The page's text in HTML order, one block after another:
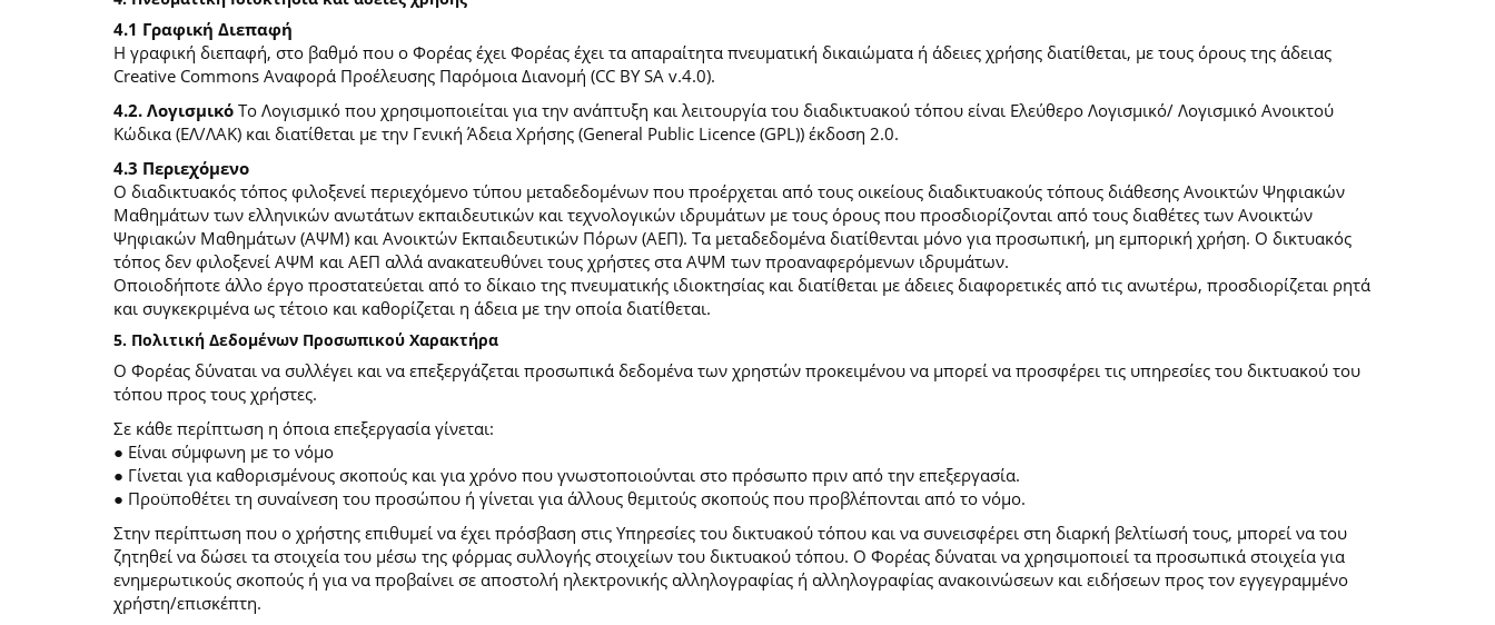
4.1 Γραφική Διεπαφή
Η γραφική διεπαφή, στο βαθμό που ο Φορέας έχει Φορέας έχει τα απαραίτητα πνευματική δικαιώματα ή άδειες χρήσης διατίθεται, με τους όρους της άδειας
Creative Commons Αναφορά Προέλευσης Παρόμοια Διανομή (CC BY SA v.4.0).
4.2. ΛογισμικόΤο Λογισμικό που χρησιμοποιείται για την ανάπτυξη και λειτουργία του διαδικτυακού τόπου είναι Ελεύθερο Λογισμικό/ Λογισμικό Ανοικτού
Κώδικα (ΕΛ/ΛΑΚ) και διατίθεται με την Γενική Άδεια Χρήσης (General Public Licence (GPL)) έκδοση 2.0.
4.3 Περιεχόμενο
O διαδικτυακός τόπος φιλοξενεί περιεχόμενο τύπου μεταδεδομένων που προέρχεται από τους οικείους διαδικτυακούς τόπους διάθεσης Ανοικτών Ψηφιακών
Μαθημάτων των ελληνικών ανωτάτων εκπαιδευτικών και τεχνολογικών ιδρυμάτων με τους όρους που προσδιορίζονται από τους διαθέτες των Ανοικτών
Ψηφιακών Μαθημάτων (ΑΨΜ) και Ανοικτών Εκπαιδευτικών Πόρων (ΑΕΠ). Τα μεταδεδομένα διατίθενται μόνο για προσωπική, μη εμπορική χρήση. Ο δικτυακός
τόπος δεν φιλοξενεί ΑΨΜ και ΑΕΠ αλλά ανακατευθύνει τους χρήστες στα ΑΨΜ των προαναφερόμενων ιδρυμάτων.
Οποιοδήποτε άλλο έργο προστατεύεται από το δίκαιο της πνευματικής ιδιοκτησίας και διατίθεται με άδειες διαφορετικές από τις ανωτέρω, προσδιορίζεται ρητά
και συγκεκριμένα ως τέτοιο και καθορίζεται η άδεια με την οποία διατίθεται.
5. Πολιτική Δεδομένων Προσωπικού Χαρακτήρα
Ο Φορέας δύναται να συλλέγει και να επεξεργάζεται προσωπικά δεδομένα των χρηστών προκειμένου να μπορεί να προσφέρει τις υπηρεσίες του δικτυακού του
τόπου προς τους χρήστες.
Σε κάθε περίπτωση η όποια επεξεργασία γίνεται:
● Είναι σύμφωνη με το νόμο
● Γίνεται για καθορισμένους σκοπούς και για χρόνο που γνωστοποιούνται στο πρόσωπο πριν από την επεξεργασία.
● Προϋποθέτει τη συναίνεση του προσώπου ή γίνεται για άλλους θεμιτούς σκοπούς που προβλέπονται από το νόμο.
Στην περίπτωση που ο χρήστης επιθυμεί να έχει πρόσβαση στις Υπηρεσίες του δικτυακού τόπου και να συνεισφέρει στη διαρκή βελτίωσή τους, μπορεί να του
ζητηθεί να δώσει τα στοιχεία του μέσω της φόρμας συλλογής στοιχείων του δικτυακού τόπου. Ο Φορέας δύναται να χρησιμοποιεί τα προσωπικά στοιχεία για
ενημερωτικούς σκοπούς ή για να προβαίνει σε αποστολή ηλεκτρονικής αλληλογραφίας ή αλληλογραφίας ανακοινώσεων και ειδήσεων προς τον εγγεγραμμένο
χρήστη/επισκέπτη.